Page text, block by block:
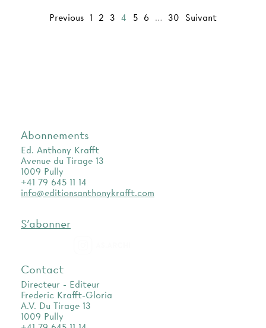
Previous 1 2 3 4 5 6 … 30 Suivant
Abonnements
Ed. Anthony Krafft
Avenue du Tirage 13
1009 Pully
+41 79 645 11 14
info@editionsanthonykrafft.com
S'abonner
Contact
Directeur - Editeur
Frederic Krafft-Gloria
A.V. Du Tirage 13
1009 Pully